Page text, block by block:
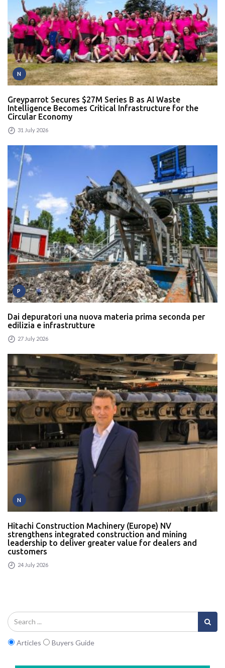
N
Greyparrot Secures $27M Series B as AI Waste
Intelligence Becomes Critical Infrastructure for the
Circular Economy
31 July 2026
P
Dai depuratori una nuova materia prima seconda per
edilizia e infrastrutture
27 July 2026
N
Hitachi Construction Machinery (Europe) NV
strengthens integrated construction and mining
leadership to deliver greater value for dealers and
customers
24 July 2026
Articles Buyers Guide